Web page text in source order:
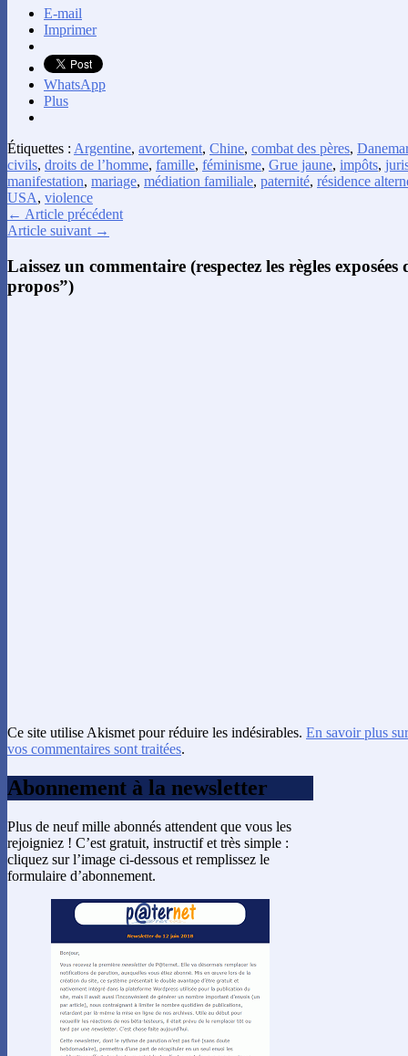
E-mail
Imprimer
WhatsApp
Plus
Étiquettes : Argentine, avortement, Chine, combat des pères,
civils, droits de l’homme, famille, féminisme, Grue jaune, impôts,
manifestation, mariage, médiation familiale, paternité, résidence
USA, violence
← Article précédent
Article suivant →
Laissez un commentaire (respectez les règles
propos”)
Ce site utilise Akismet pour réduire les indésirables. En savoir plus
vos commentaires sont traitées.
Abonnement à la newsletter
Plus de neuf mille abonnés attendent que vous les
rejoigniez ! C’est gratuit, instructif et très simple :
cliquez sur l’image ci-dessous et remplissez le
formulaire d’abonnement.